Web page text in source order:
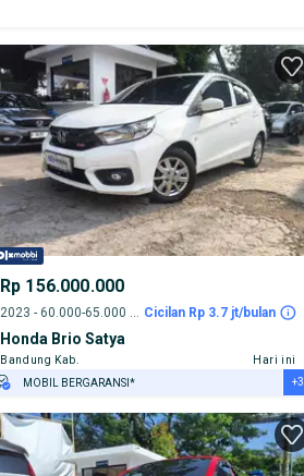
Rp 156.000.000
2023 - 60.000-65.000 km Cicilan Rp 3.7 jt/bulan
Honda Brio Satya
Bandung Kab.
Hari ini
MOBIL BERGARANSI*
TEST DRIVE DARI RUMAH
GRATIS BIAYA JASA PERAWATAN*
+3